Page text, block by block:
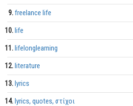
freelance life
life
lifelonglearning
literature
lyrics
lyrics, quotes, στίχοι